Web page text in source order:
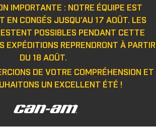
IMPORTANTE : NOTRE ÉQUIPE EST
EN CONGÉS JUSQU'AU 17 AOÛT. LES
POSSIBLES PENDANT CETTE
EXPÉDITIONS REPRENDRONT À PARTIR
DU 18 AOÛT.
DE VOTRE COMPRÉHENSION ET
UN EXCELLENT ÉTÉ !